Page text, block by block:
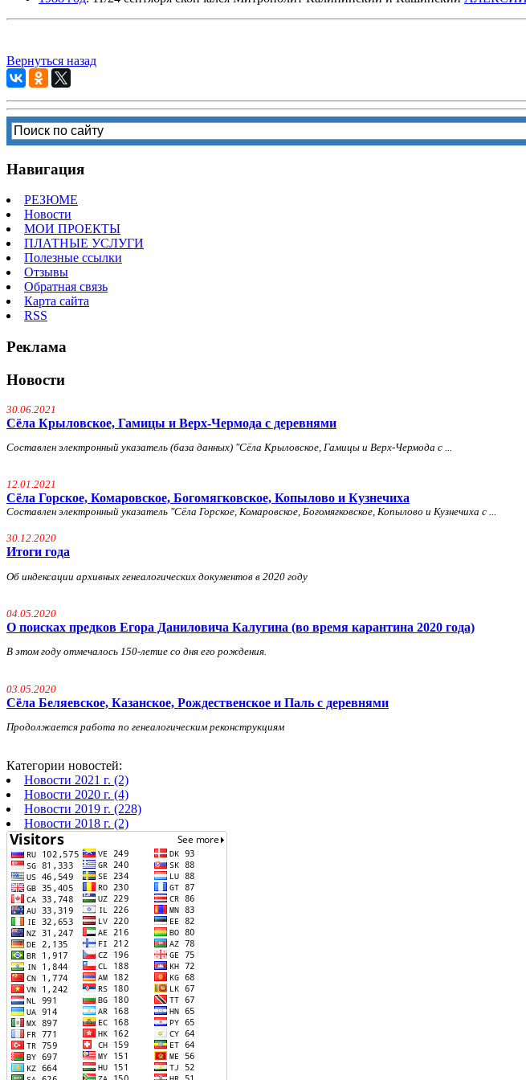
Вернуться назад
Навигация
РЕЗЮМЕ
Новости
МОИ ПРОЕКТЫ
ПЛАТНЫЕ УСЛУГИ
Полезные ссылки
Отзывы
Обратная связь
Карта сайта
RSS
Реклама
Новости
30.06.2021
Сёла Крыловское, Гамицы и Верх-Чермода с деревнями
Составлен электронный указатель (база данных) "Сёла Крыловское, Гамицы и Верх-Чермода с ...
12.01.2021
Сёла Горское, Комаровское, Богомягковское, Копылово и Кузнечиха
Составлен электронный указатель "Сёла Горское, Комаровское, Богомягковское, Копылово и Кузнечиха с ...
30.12.2020
Итоги года
Об индексации архивных генеалогических документов в 2020 году
04.05.2020
О поисках предков Егора Даниловича Калугина (во время карантина 2020 года)
В этом году отмечалось 150-летие со дня его рождения.
03.05.2020
Сёла Беляевское, Казанское, Рождественское и Паль с деревнями
Продолжается работа по генеалогическим реконструкциям
Категории новостей:
Новости 2021 г. (2)
Новости 2020 г. (4)
Новости 2019 г. (228)
Новости 2018 г. (2)